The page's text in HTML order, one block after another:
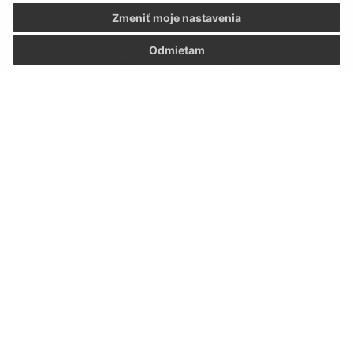
Odmietam
Zmeniť moje nastavenia
Informácie o stránke: